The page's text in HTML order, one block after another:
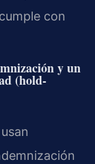
con
y un
(hold-